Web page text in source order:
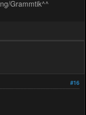
Grammtik^^
#16